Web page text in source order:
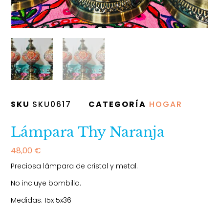
SKU SKU0617 CATEGORÍA HOGAR
Lámpara Thy Naranja
48,00 €
Preciosa lámpara de cristal y metal.
No incluye bombilla.
Medidas: 15x15x36